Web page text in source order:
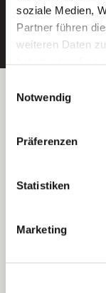
soziale Medien,
Partner führen
weiteren Daten
Wenn Sie auf
Sie der
Ihre
indem Sie die
unserer
Notwendig
Präferenzen
Statistiken
Marketing
Betreiber der
Kantstraße 45a
(Ein
e.V.)